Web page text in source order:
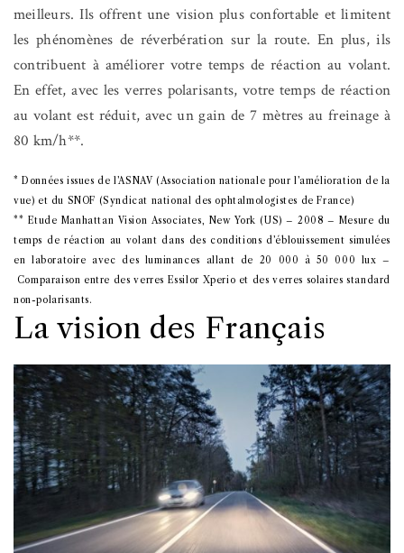
meilleurs. Ils offrent une vision plus confortable et limitent
les phénomènes de réverbération sur la route. En plus, ils
contribuent à améliorer votre temps de réaction au volant.
En effet, avec les verres polarisants, votre temps de réaction
au volant est réduit, avec un gain de 7 mètres au freinage à
80 km/h**.
* Données issues de l’ASNAV (Association nationale pour l’amélioration de la
vue) et du SNOF (Syndicat national des ophtalmologistes de France)
** Etude Manhattan Vision Associates, New York (US) – 2008 – Mesure du
temps de réaction au volant dans des conditions d’éblouissement simulées
en laboratoire avec des luminances allant de 20 000 à 50 000 lux –
Comparaison entre des verres Essilor Xperio et des verres solaires standard
non-polarisants.
La vision des Français